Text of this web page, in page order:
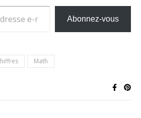
e-mail…
Abonnez-vous
Math